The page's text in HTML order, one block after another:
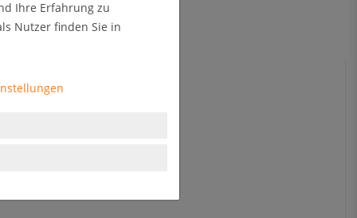
Ihre Erfahrung zu
Nutzer finden Sie in